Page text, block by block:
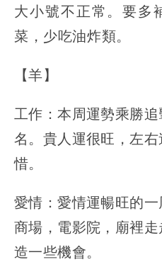
大小號不正常。要多
菜，少吃油炸類。
【羊】
工作：本周運勢乘勝
名。貴人運很旺，左
惜。
愛情：愛情運暢旺的
商場，電影院，廟裡
造一些機會。